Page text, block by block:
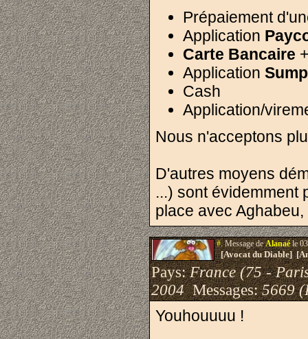
Prépaiement
Application
Carte Bancaire
Application
Cash
Application/
Nous n'acceptons
D'autres moyens
...) sont évidemment
place avec
#.Message deAlanaéle
[Avocat du Diable]
Pays:France (75 -
2004Messages:5669
Youhouuuu !